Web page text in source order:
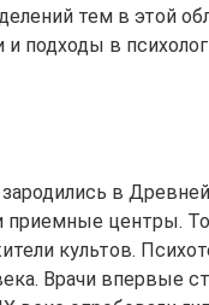
тем в этой
подходы в
в
центры.
культов.
Врачи впервые